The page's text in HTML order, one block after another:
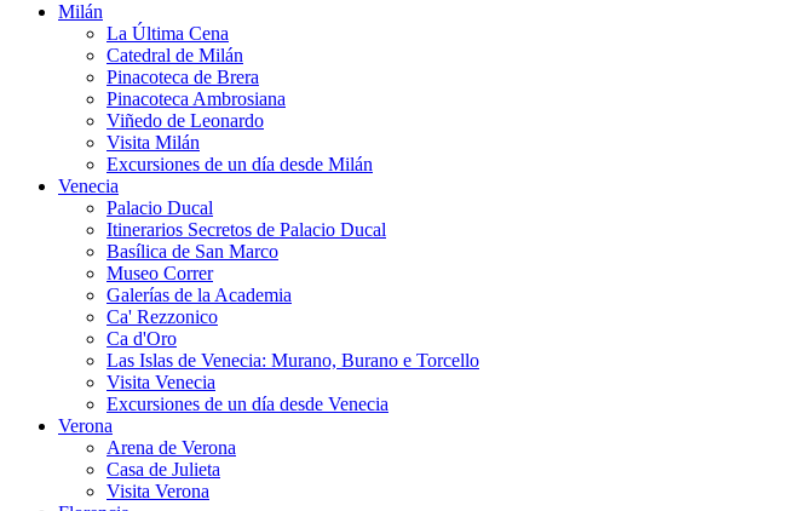
Milán
La Última Cena
Catedral de Milán
Pinacoteca de Brera
Pinacoteca Ambrosiana
Viñedo de Leonardo
Visita Milán
Excursiones de un día desde Milán
Venecia
Palacio Ducal
Itinerarios Secretos de Palacio Ducal
Basílica de San Marco
Museo Correr
Galerías de la Academia
Ca' Rezzonico
Ca d'Oro
Las Islas de Venecia: Murano, Burano e Torcello
Visita Venecia
Excursiones de un día desde Venecia
Verona
Arena de Verona
Casa de Julieta
Visita Verona